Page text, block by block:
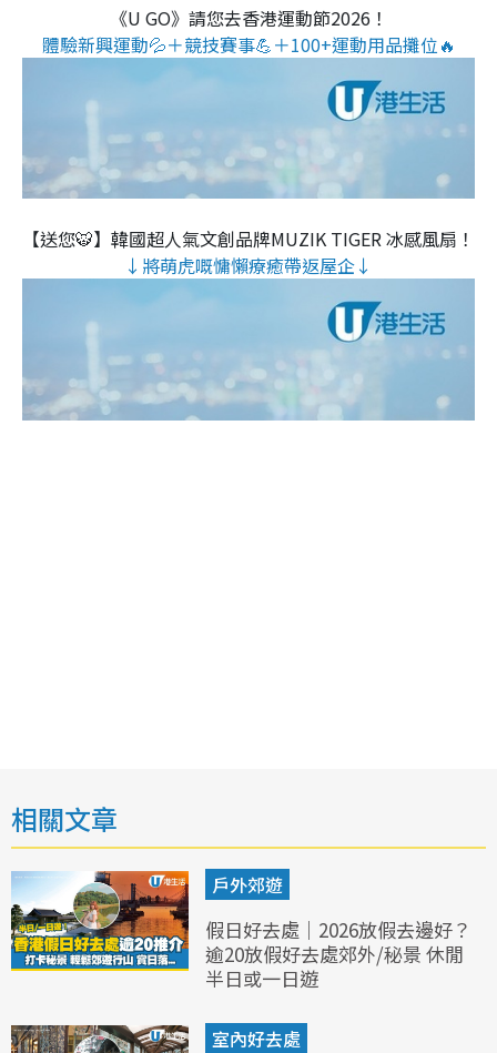
《U GO》請您去香港運動節2026！
體驗新興運動💦＋競技賽事💪＋100+運動用品攤位🔥
【送您🐯】韓國超人氣文創品牌MUZIK TIGER 冰感風扇！
↓將萌虎嘅慵懶療癒帶返屋企↓
相關文章
戶外郊遊
假日好去處｜2026放假去邊好？
逾20放假好去處郊外/秘景 休閒
半日或一日遊
室內好去處